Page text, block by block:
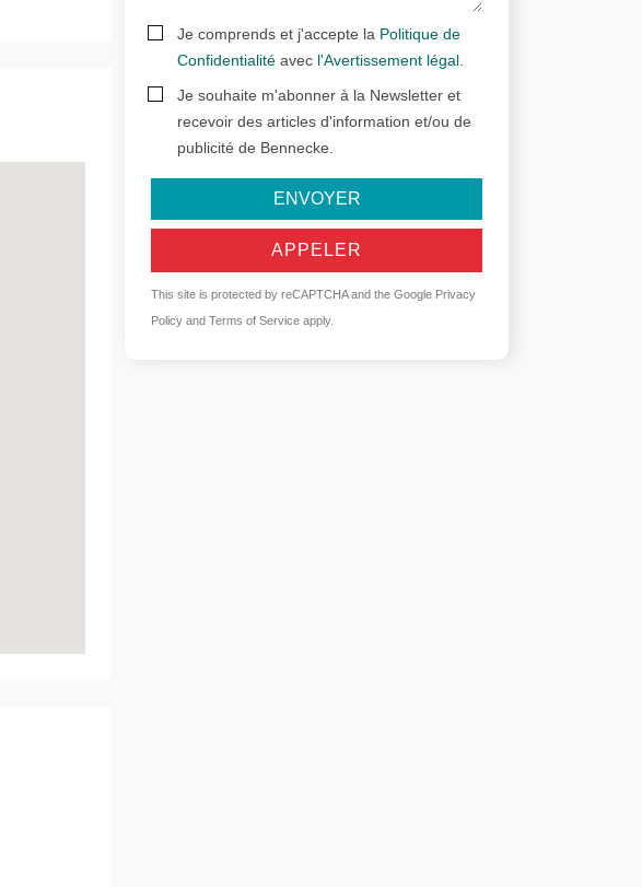
Je comprends et j'accepte la Politique de
Confidentialité avec l'Avertissement légal
Je souhaite m'abonner à la Newsletter et
recevoir des articles d'information et/ou de
publicité de Bennecke.
ENVOYER
APPELER
This site is protected by reCAPTCHA and the Google Privacy
Policy andTerms of Service apply.